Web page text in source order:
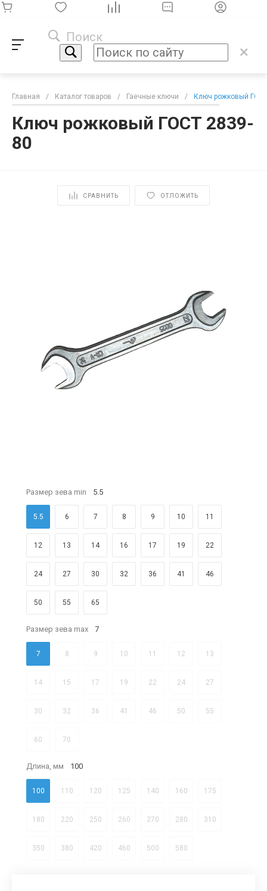
Поиск
Главная / Каталог товаров / Гаечные ключи / Ключ рожковый
Ключ рожковый ГОСТ 2839-
80
СРАВНИТЬ ОТЛОЖИТЬ
Размер зева min 5.5
5.5 6 7 8 9 10 11
12 13 14 16 17 19 22
24 27 30 32 36 41 46
50 55 65
Размер зева max 7
7 8 9 10 11 12 13
14 15 17 19 22 24 27
30 32 36 41 46 50 55
60 70
Длина, мм 100
100 110 120 125 140 160 175
180 220 250 260 270 280 310
350 380 420 460 500 580